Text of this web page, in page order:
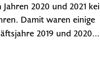
2020 und 2021
Damit waren einige
2019 und 2020...